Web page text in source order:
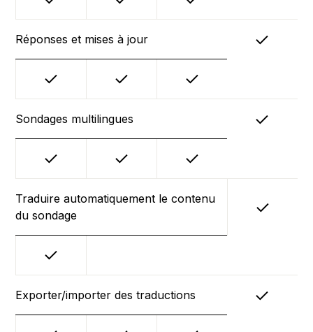
Réponses et mises à jour
Sondages multilingues
Traduire automatiquement le contenu
du sondage
Exporter/importer des traductions